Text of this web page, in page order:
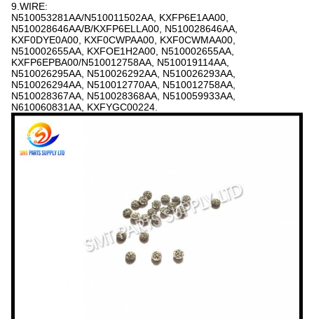
9.WIRE:
N510053281AA/N510011502AA, KXFP6E1AA00,
N510028646AA/B/KXFP6ELLA00, N510028646AA,
KXF0DYE0A00, KXF0CWPAA00, KXF0CWMAA00,
N510002655AA, KXFOE1H2A00, N510002655AA,
KXFP6EPBA00/N510012758AA, N510019114AA,
N510026295AA, N510026292AA, N510026293AA,
N510026294AA, N510012770AA, N510012758AA,
N510028367AA, N510028368AA, N510059933AA,
N610060831AA, KXFYGC00224.